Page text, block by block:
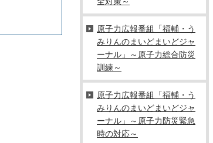
原子力広報番組「福輔・う
みりんのまいどまいどジャ
ーナル」～原子力総合防災
訓練～
原子力広報番組「福輔・う
みりんのまいどまいどジャ
ーナル」～原子力防災緊急
時の対応～